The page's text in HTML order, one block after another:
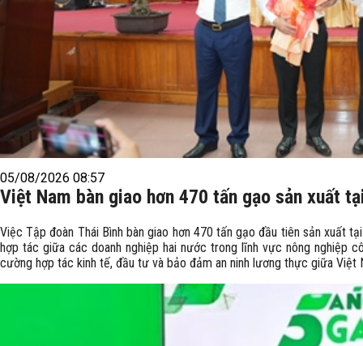
05/08/2026 08:57
Việt Nam bàn giao hơn 470 tấn gạo sản xuất
Việc Tập đoàn Thái Bình bàn giao hơn 470 tấn gạo đầu tiên sản xuất
hợp tác giữa các doanh nghiệp hai nước trong lĩnh vực nông nghiệp
cường hợp tác kinh tế, đầu tư và bảo đảm an ninh lương thực giữa Việt